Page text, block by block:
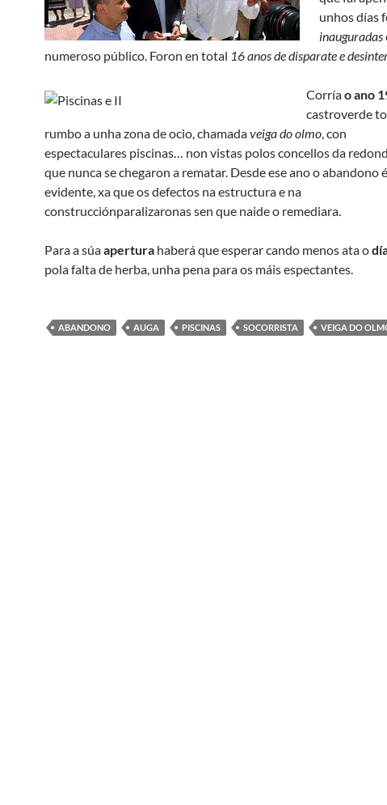
unhos días
inauguradas
numeroso público. Foron en total 16 anos de disparate e
Corríao ano
castroverde
rumbo a unha zona de ocio, chamadaveiga do olmo, con
espectaculares piscinas… non vistas polos concellos da
que nunca se chegaron a rematar. Desde ese ano o abandono é
evidente, xa que os defectos na estructura e na
construcciónparalizaronas sen que naide o remediara.
Para a súaapertura haberá que esperar cando menos ata o
pola falta de herba, unha pena para os máis espectantes.
ABANDONO AUGA PISCINAS SOCORRISTA VEIGA DO